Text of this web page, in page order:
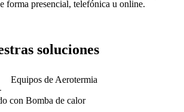
forma presencial, telefónica u online.
soluciones
Equipos de Aerotermia
con Bomba de calor